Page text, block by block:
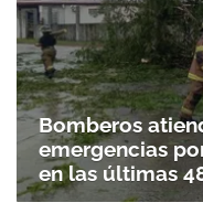
Bomberos
emergencias
en las últimas